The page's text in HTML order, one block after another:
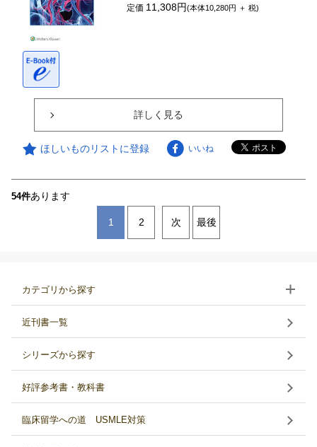
定価 11,308円(本体10,280円 ＋ 税)
詳しく見る
ほしいものリストに登録 いいね
54件あります
1 2 次 最後
カテゴリから探す
近刊書一覧
シリーズから探す
好評参考書・教科書
臨床留学への道 USMLE対策